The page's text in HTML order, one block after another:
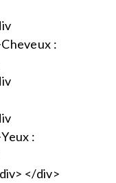
:
:
</div>